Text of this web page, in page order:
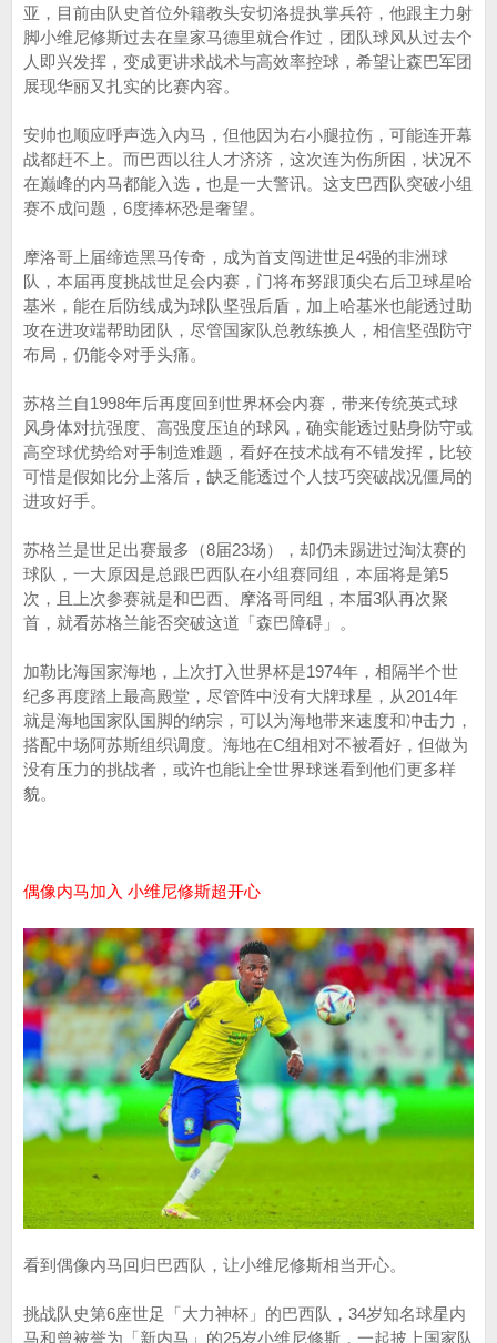
亚，目前由队史首位外籍教头安切洛提执掌兵符，他跟主力射
脚小维尼修斯过去在皇家马德里就合作过，团队球风从过去个
人即兴发挥，变成更讲求战术与高效率控球，希望让森巴军团
展现华丽又扎实的比赛内容。
安帅也顺应呼声选入内马，但他因为右小腿拉伤，可能连开幕
战都赶不上。而巴西以往人才济济，这次连为伤所困，状况不
在巅峰的内马都能入选，也是一大警讯。这支巴西队突破小组
赛不成问题，6度捧杯恐是奢望。
摩洛哥上届缔造黑马传奇，成为首支闯进世足4强的非洲球
队，本届再度挑战世足会内赛，门将布努跟顶尖右后卫球星哈
基米，能在后防线成为球队坚强后盾，加上哈基米也能透过助
攻在进攻端帮助团队，尽管国家队总教练换人，相信坚强防守
布局，仍能令对手头痛。
苏格兰自1998年后再度回到世界杯会内赛，带来传统英式球
风身体对抗强度、高强度压迫的球风，确实能透过贴身防守或
高空球优势给对手制造难题，看好在技术战有不错发挥，比较
可惜是假如比分上落后，缺乏能透过个人技巧突破战况僵局的
进攻好手。
苏格兰是世足出赛最多（8届23场），却仍未踢进过淘汰赛的
球队，一大原因是总跟巴西队在小组赛同组，本届将是第5
次，且上次参赛就是和巴西、摩洛哥同组，本届3队再次聚
首，就看苏格兰能否突破这道「森巴障碍」。
加勒比海国家海地，上次打入世界杯是1974年，相隔半个世
纪多再度踏上最高殿堂，尽管阵中没有大牌球星，从2014年
就是海地国家队国脚的纳宗，可以为海地带来速度和冲击力，
搭配中场阿苏斯组织调度。海地在C组相对不被看好，但做为
没有压力的挑战者，或许也能让全世界球迷看到他们更多样
貌。
偶像内马加入 小维尼修斯超开心
看到偶像内马回归巴西队，让小维尼修斯相当开心。
挑战队史第6座世足「大力神杯」的巴西队，34岁知名球星内
马和曾被誉为「新内马」的25岁小维尼修斯，一起披上国家队